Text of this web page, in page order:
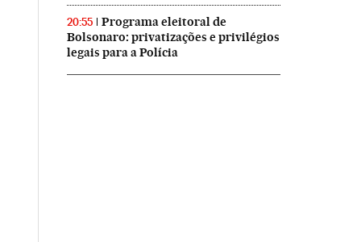
20:55
Programa eleitoral de
Bolsonaro: privatizações e privilégios
legais para a Polícia